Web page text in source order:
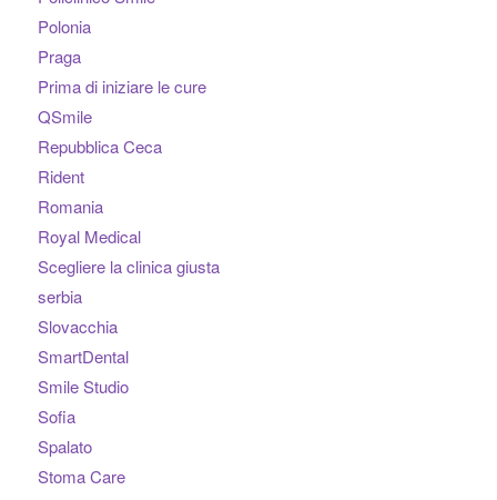
Polonia
Praga
Prima di iniziare le cure
QSmile
Repubblica Ceca
Rident
Romania
Royal Medical
Scegliere la clinica giusta
serbia
Slovacchia
SmartDental
Smile Studio
Sofia
Spalato
Stoma Care